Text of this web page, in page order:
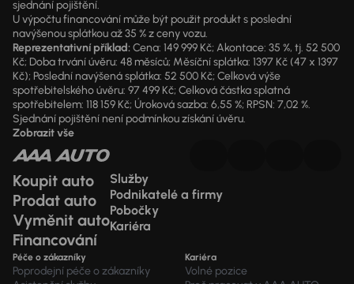
sjednání pojištění.
U výpočtu financování může být použit produkt s poslední
navýšenou splátkou až 35 % z ceny vozu.
Reprezentativní příklad:Cena: 149 999 Kč; Akontace: 35 %, tj. 52 500
Kč; Doba trvání úvěru: 48 měsíců; Měsíční splátka: 1397 Kč (47 x 1397
Kč); Poslední navýšená splátka: 52 500 Kč; Celková výše
spotřebitelského úvěru: 97 499 Kč; Celková částka splatná
spotřebitelem: 118 159 Kč; Úroková sazba: 6,55 %; RPSN: 7,02 %.
Sjednání pojištění není podmínkou získání úvěru.
Zobrazit vše
Koupit auto
Prodat auto
Vyměnit auto
Financování
Služby
Podnikatelé a firmy
Pobočky
Kariéra
Péče o zákazníky
Poprodejní péče o zákazníky
Kariéra
Volné pozice